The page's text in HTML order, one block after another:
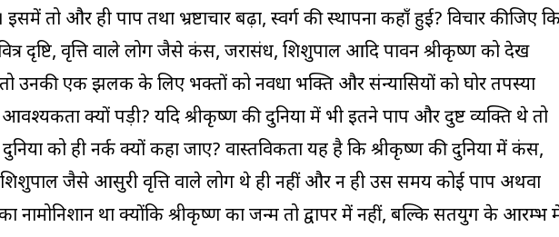
तो और ही पाप तथा भ्रष्टाचार बढ़ा, स्वर्ग की स्थापना कहाँ हुई? विचार कीजिए
दृष्टि, वृत्ति वाले लोग जैसे कंस, जरासंध, शिशुपाल आदि पावन श्रीकृष्ण को देख
उनकी एक झलक के लिए भक्तों को नवधा भक्ति और संन्यासियों को घोर तपस्या
क्यों पड़ी? यदि श्रीकृष्ण की दुनिया में भी इतने पाप और दुष्ट व्यक्ति थे तो
को ही नर्क क्यों कहा जाए? वास्तविकता यह है कि श्रीकृष्ण की दुनिया में कंस,
जैसे आसुरी वृत्ति वाले लोग थे ही नहीं और न ही उस समय कोई पाप अथवा
का नामोनिशान था क्योंकि श्रीकृष्ण का जन्म तो द्वापर में नहीं, बल्कि सतयुग के आरम्भ